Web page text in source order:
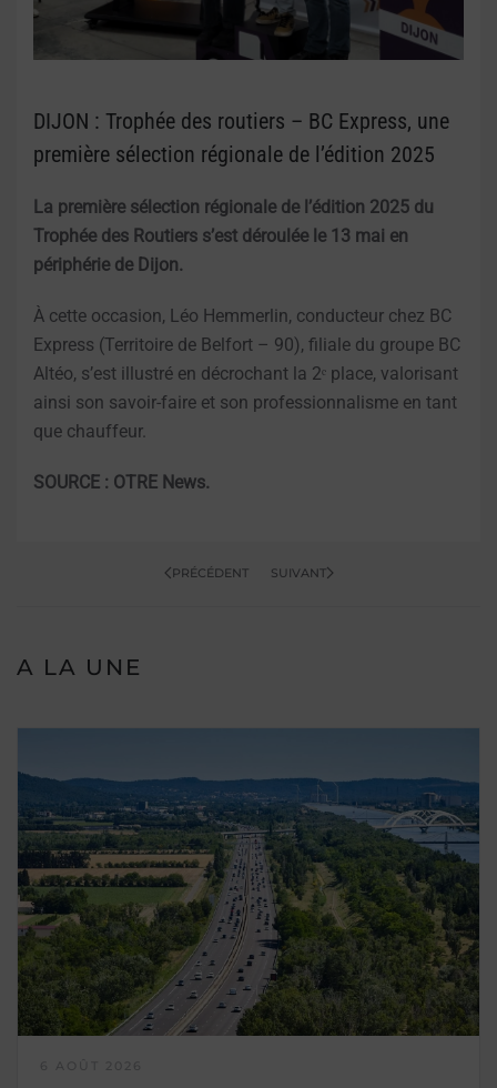
DIJON : Trophée des routiers – BC Express, une
première sélection régionale de l’édition 2025
La première sélection régionale de l’édition 2025 du
Trophée des Routiers s’est déroulée le 13 mai en
périphérie de Dijon.
À cette occasion, Léo Hemmerlin, conducteur chez BC
Express (Territoire de Belfort – 90), filiale du groupe BC
Altéo, s’est illustré en décrochant la 2ᵉ place, valorisant
ainsi son savoir-faire et son professionnalisme en tant
que chauffeur.
SOURCE : OTRE News.
PRÉCÉDENT SUIVANT
A LA UNE